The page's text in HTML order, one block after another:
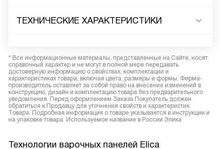
ТЕХНИЧЕСКИЕ ХАРАКТЕРИСТИКИ
* Все информационные материалы, представленные на Сайте, носят
справочный характер и не могут в полной мере передавать
достоверную информацию о свойствах, комплектации и
характеристиках товара, включая цвета, размеры и формы. Фирма-
производитель оставляет за собой право на внесение изменений в
конструкцию, дизайн и комплектацию товара без предварительного
уведомления. Перед оформлением Заказа Покупатель должен
обратиться к Продавцу для уточнения свойств и характеристик
Товара. Подробная информация о товаре указывается в инструкции и
на упаковке товара. Используемое название в России Элика
Технологии варочных панелей Elica